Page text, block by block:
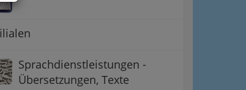
Sprachdienstleistungen -
Übersetzungen, Texte